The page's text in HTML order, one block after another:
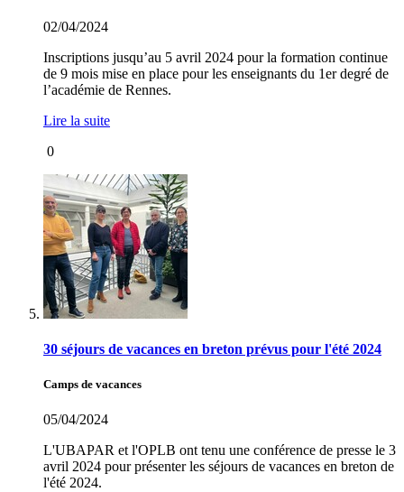
02/04/2024
Inscriptions jusqu’au 5 avril 2024 pour la formation continue
de 9 mois mise en place pour les enseignants du 1er degré de
l’académie de Rennes.
Lire la suite
0
30 séjours de vacances en breton prévus pour l'été 2024
Camps de vacances
05/04/2024
L'UBAPAR et l'OPLB ont tenu une conférence de presse le 3
avril 2024 pour présenter les séjours de vacances en breton de
l'été 2024.